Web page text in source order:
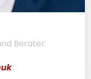
Berater